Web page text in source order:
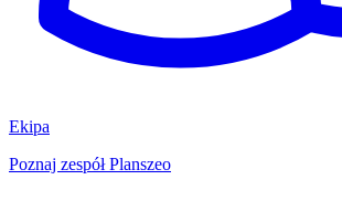
Ekipa
Poznaj zespół Planszeo